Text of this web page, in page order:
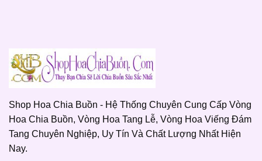
Shop Hoa Chia Buồn - Hệ Thống Chuyên Cung Cấp Vòng
Hoa Chia Buồn, Vòng Hoa Tang Lễ, Vòng Hoa Viếng Đám
Tang Chuyên Nghiệp, Uy Tín Và Chất Lượng Nhất Hiện
Nay.